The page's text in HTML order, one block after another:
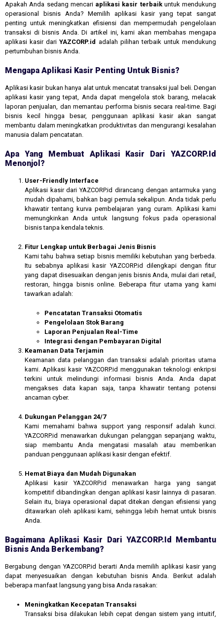
Apakah Anda sedang mencari aplikasi kasir terbaikuntuk mendukung
operasional bisnis Anda? Memilih aplikasi kasir yang tepat sangat
penting untuk meningkatkan efisiensi dan mempermudah pengelolaan
transaksi di bisnis Anda. Di artikel ini, kami akan membahas mengapa
aplikasi kasir dariYAZCORP.id adalah pilihan terbaik untuk mendukung
pertumbuhan bisnis Anda.
Mengapa Aplikasi Kasir Penting Untuk Bisnis?
Aplikasi kasir bukan hanya alat untuk mencatat transaksi jual beli. Dengan
aplikasi kasir yang tepat, Anda dapat mengelola stok barang, melacak
laporan penjualan, dan memantau performa bisnis secara real-time. Bagi
bisnis kecil hingga besar, penggunaan aplikasi kasir akan sangat
membantu dalam meningkatkan produktivitas dan mengurangi kesalahan
manusia dalam pencatatan.
Apa Yang Membuat Aplikasi Kasir Dari YAZCORP.id
Menonjol?
User-Friendly Interface
Aplikasi kasir dari YAZCORP.id dirancang dengan antarmuka yang
mudah dipahami, bahkan bagi pemula sekalipun. Anda tidak perlu
khawatir tentang kurva pembelajaran yang curam. Aplikasi kami
memungkinkan Anda untuk langsung fokus pada operasional
bisnis tanpa kendala teknis.
Fitur Lengkap untuk Berbagai Jenis Bisnis
Kami tahu bahwa setiap bisnis memiliki kebutuhan yang berbeda.
Itu sebabnya aplikasi kasir YAZCORP.id dilengkapi dengan fitur
yang dapat disesuaikan dengan jenis bisnis Anda, mulai dari retail,
restoran, hingga bisnis online. Beberapa fitur utama yang kami
tawarkan adalah:
Pencatatan Transaksi Otomatis
Pengelolaan Stok Barang
Laporan Penjualan Real-Time
Integrasi dengan Pembayaran Digital
Keamanan Data Terjamin
Keamanan data pelanggan dan transaksi adalah prioritas utama
kami. Aplikasi kasir YAZCORP.id menggunakan teknologi enkripsi
terkini untuk melindungi informasi bisnis Anda. Anda dapat
mengakses data kapan saja, tanpa khawatir tentang potensi
ancaman cyber.
Dukungan Pelanggan 24/7
Kami memahami bahwa support yang responsif adalah kunci.
YAZCORP.id menawarkan dukungan pelanggan sepanjang waktu,
siap membantu Anda mengatasi masalah atau memberikan
panduan penggunaan aplikasi kasir dengan efektif.
Hemat Biaya dan Mudah Digunakan
Aplikasi kasir YAZCORP.id menawarkan harga yang sangat
kompetitif dibandingkan dengan aplikasi kasir lainnya di pasaran.
Selain itu, biaya operasional dapat ditekan dengan efisiensi yang
ditawarkan oleh aplikasi kami, sehingga lebih hemat untuk bisnis
Anda.
Bagaimana Aplikasi Kasir Dari YAZCORP.id Membantu
Bisnis Anda Berkembang?
Bergabung dengan YAZCORP.id berarti Anda memilih aplikasi kasir yang
dapat menyesuaikan dengan kebutuhan bisnis Anda. Berikut adalah
beberapa manfaat langsung yang bisa Anda rasakan:
Meningkatkan Kecepatan Transaksi
Transaksi bisa dilakukan lebih cepat dengan sistem yang intuitif,